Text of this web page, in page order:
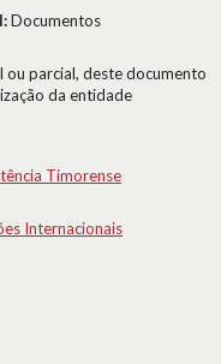
Documentos
ou parcial, deste documento
da entidade
Timorense
Internacionais